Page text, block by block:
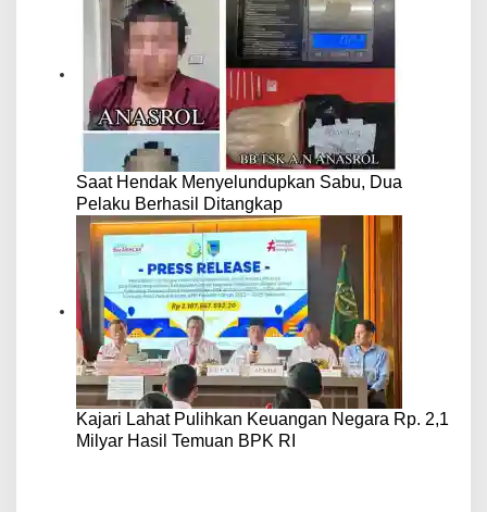
Saat Hendak Menyelundupkan Sabu, Dua
Pelaku Berhasil Ditangkap
Kajari Lahat Pulihkan Keuangan Negara Rp. 2,1
Milyar Hasil Temuan BPK RI